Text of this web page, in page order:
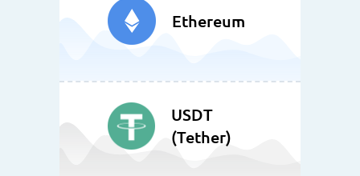
Ethereum
USDT
(Tether)